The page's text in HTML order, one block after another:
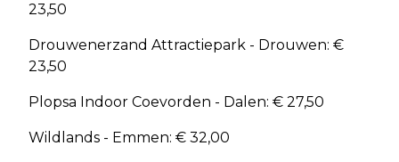
23,50
Drouwenerzand Attractiepark - Drouwen: €
23,50
Plopsa Indoor Coevorden - Dalen: € 27,50
Wildlands - Emmen: € 32,00